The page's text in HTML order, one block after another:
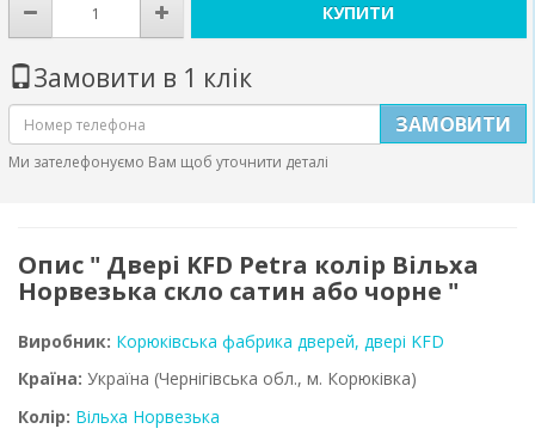
КУПИТИ
Замовити в 1 клік
ЗАМОВИТИ
Ми зателефонуємо Вам щоб уточнити деталі
Опис " Двері KFD Petra колір Вільха
Норвезька скло сатин або чорне "
Виробник: Корюківська фабрика дверей, двері KFD
Країна: Україна (Чернігівська обл., м. Корюківка)
Колір: Вільха Норвезька